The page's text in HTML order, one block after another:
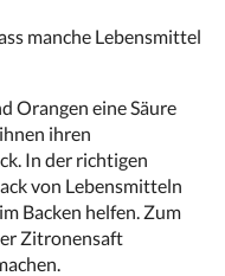
manche Lebensmittel
Orangen eine Säure
ihren
In der richtigen
von Lebensmitteln
Backen helfen. Zum
Zitronensaft